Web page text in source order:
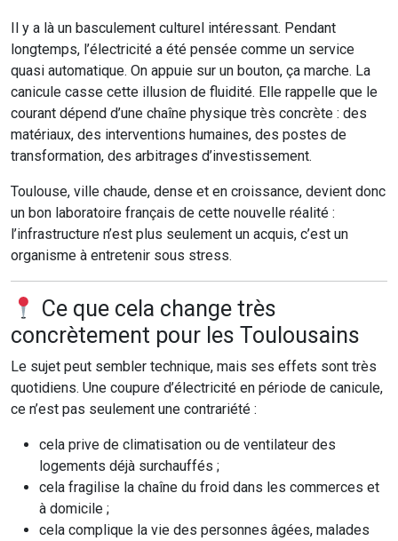
Il y a là un basculement culturel intéressant. Pendant
longtemps, l’électricité a été pensée comme un service
quasi automatique. On appuie sur un bouton, ça marche. La
canicule casse cette illusion de fluidité. Elle rappelle que le
courant dépend d’une chaîne physique très concrète : des
matériaux, des interventions humaines, des postes de
transformation, des arbitrages d’investissement.
Toulouse, ville chaude, dense et en croissance, devient donc
un bon laboratoire français de cette nouvelle réalité :
l’infrastructure n’est plus seulement un acquis, c’est un
organisme à entretenir sous stress.
Ce que cela change très
concrètement pour les Toulousains
Le sujet peut sembler technique, mais ses effets sont très
quotidiens. Une coupure d’électricité en période de canicule,
ce n’est pas seulement une contrariété :
cela prive de climatisation ou de ventilateur des
logements déjà surchauffés ;
cela fragilise la chaîne du froid dans les commerces et
à domicile ;
cela complique la vie des personnes âgées, malades